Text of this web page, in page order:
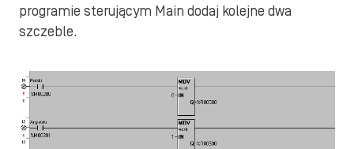
programie sterującym Main dodaj kolejne dwa
szczeble.